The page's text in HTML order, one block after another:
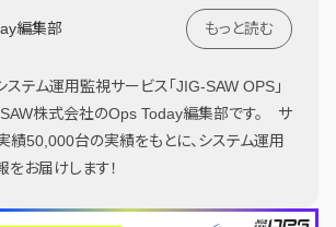
編集部 もっと読む
テム運用監視サービス「JIG-SAW OPS」
SAW株式会社のOps Today編集部です。 サ
績50,000台の実績をもとに、システム運用
お届けします！